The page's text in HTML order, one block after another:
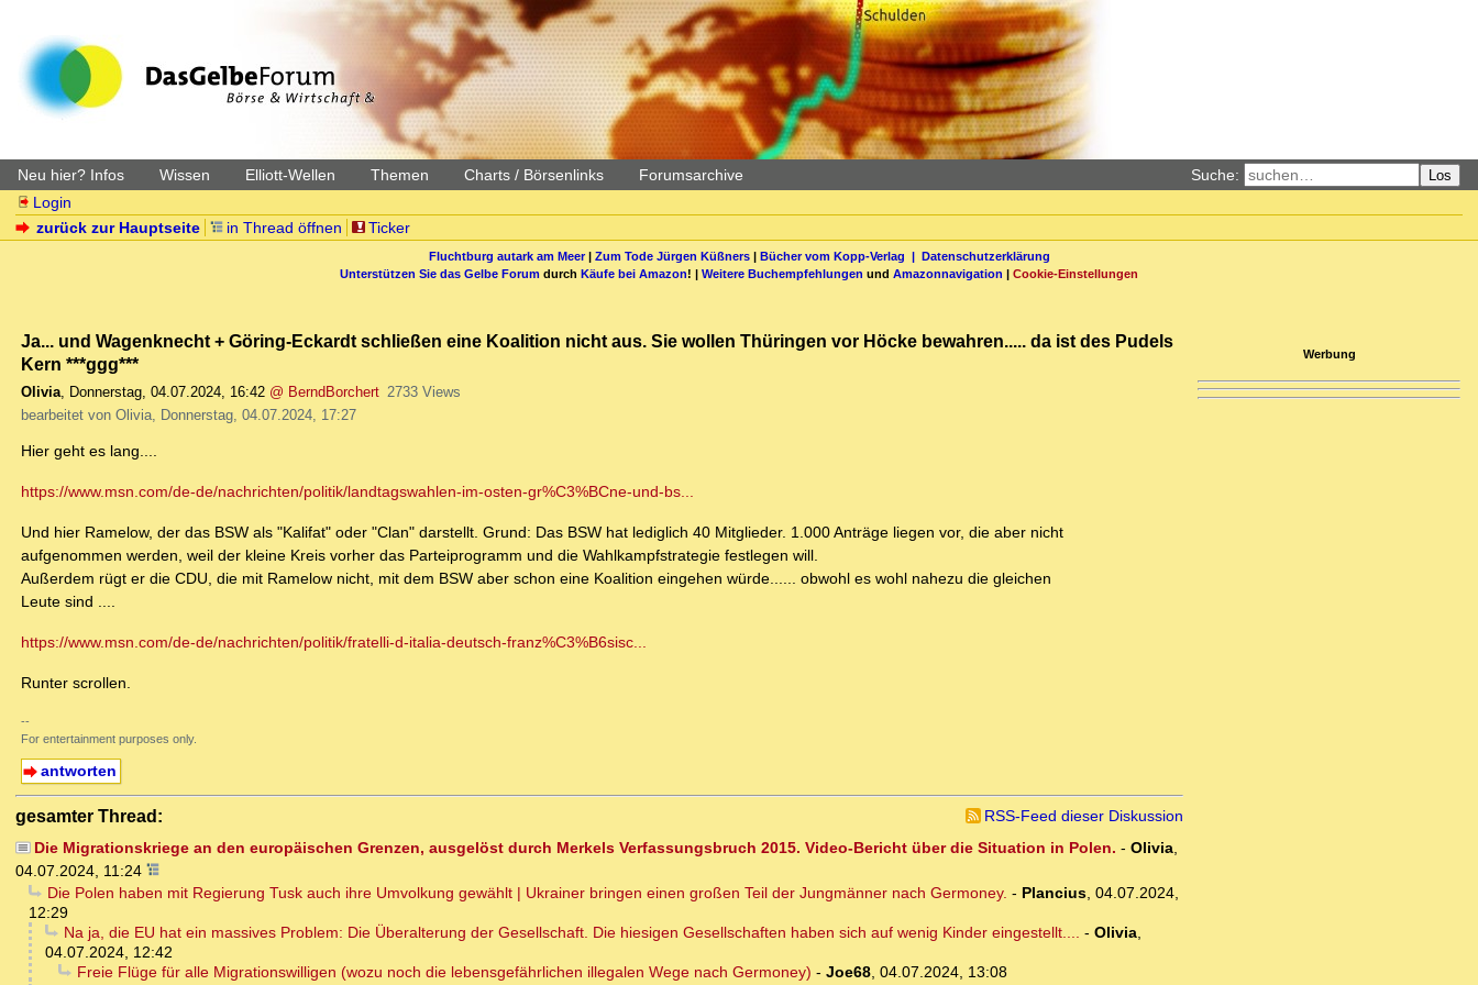
Neu hier? Infos Wissen Elliott-Wellen Themen Charts / Börsenlinks Forumsarchive Suche: Los
Login
zurück zur Hauptseite
in Thread öffnen Ticker
Fluchtburg autark am Meer| Zum Tode Jürgen Küßners| Bücher vom Kopp-Verlag | Datenschutzerklärung
Unterstützen Sie das Gelbe Forum durch Käufe bei Amazon! | Weitere Buchempfehlungen und Amazonnavigation | Cookie-Einstellungen
Ja... und Wagenknecht + Göring-Eckardt schließen eine Koalition nicht aus. Sie wollen Thüringen vor Höcke bewahren..... da ist des Pudels
Kern ***ggg***
Olivia, Donnerstag, 04.07.2024, 16:42 @ BerndBorchert 2733 Views
bearbeitet von Olivia, Donnerstag, 04.07.2024, 17:27
Hier geht es lang....
https://www.msn.com/de-de/nachrichten/politik/landtagswahlen-im-osten-gr%C3%BCne-und-bs...
Und hier Ramelow, der das BSW als "Kalifat" oder "Clan" darstellt. Grund: Das BSW hat lediglich 40 Mitglieder. 1.000 Anträge liegen vor, die aber nicht
aufgenommen werden, weil der kleine Kreis vorher das Parteiprogramm und die Wahlkampfstrategie festlegen will.
Außerdem rügt er die CDU, die mit Ramelow nicht, mit dem BSW aber schon eine Koalition eingehen würde...... obwohl es wohl nahezu die gleichen
Leute sind ....
https://www.msn.com/de-de/nachrichten/politik/fratelli-d-italia-deutsch-franz%C3%B6sisc...
Runter scrollen.
--
For entertainment purposes only.
antworten
gesamter Thread:
RSS-Feed dieser Diskussion
Die Migrationskriege an den europäischen Grenzen, ausgelöst durch Merkels Verfassungsbruch 2015. Video-Bericht über die Situation in Polen. - Olivia,
04.07.2024, 11:24
Die Polen haben mit Regierung Tusk auch ihre Umvolkung gewählt | Ukrainer bringen einen großen Teil der Jungmänner nach Germoney. - Plancius, 04.07.2024,
12:29
Na ja, die EU hat ein massives Problem: Die Überalterung der Gesellschaft. Die hiesigen Gesellschaften haben sich auf wenig Kinder eingestellt.... - Olivia,
04.07.2024, 12:42
Freie Flüge für alle Migrationswilligen (wozu noch die lebensgefährlichen illegalen Wege nach Germoney) - Joe68, 04.07.2024, 13:08
Werbung